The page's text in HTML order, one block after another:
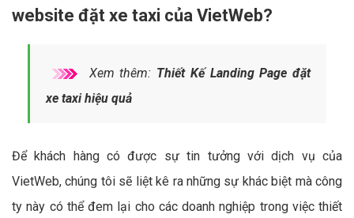
website đặt xe taxi của VietWeb?
Xem thêm: Thiết Kế Landing Page đặt
xe taxi hiệu quả
Để khách hàng có được sự tin tưởng với dịch vụ của
VietWeb, chúng tôi sẽ liệt kê ra những sự khác biệt mà công
ty này có thể đem lại cho các doanh nghiệp trong việc thiết